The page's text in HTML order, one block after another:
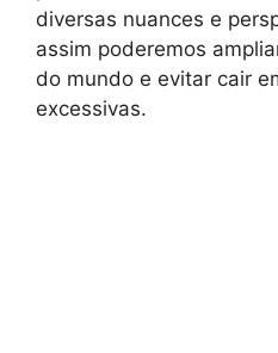
diversas nuances e
assim poderemos
do mundo e evitar cair
excessivas.